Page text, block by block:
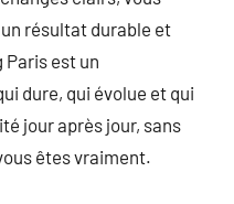
résultat durable et
est un
dure, qui évolue et qui
jour après jour, sans
êtes vraiment.